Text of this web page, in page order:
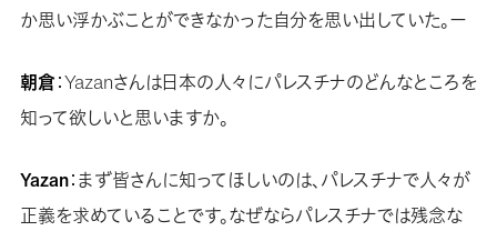
か思い浮かぶことができなかった自分を思い出していた。ー
朝倉：Yazanさんは日本の人々にパレスチナのどんなところを
知って欲しいと思いますか。
Yazan：まず皆さんに知ってほしいのは、パレスチナで人々が
正義を求めていることです。なぜならパレスチナでは残念な